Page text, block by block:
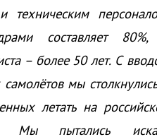
составляет
– более 50 лет. С
мы
летать на
Мы пытались